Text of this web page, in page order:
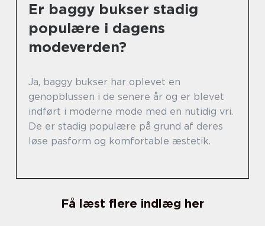
Er baggy bukser stadig
populære i dagens
modeverden?
Ja, baggy bukser har oplevet en
genopblussen i de senere år og er blevet
indført i moderne mode med en nutidig vri.
De er stadig populære på grund af deres
løse pasform og komfortable æstetik.
Få læst flere indlæg her